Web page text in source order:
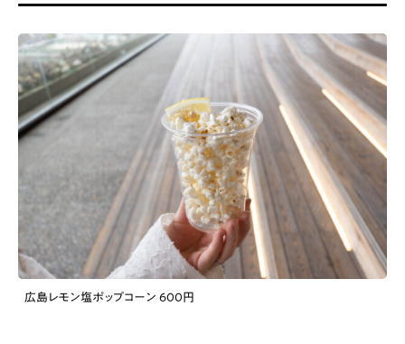
広島レモン塩ポップコーン 600円